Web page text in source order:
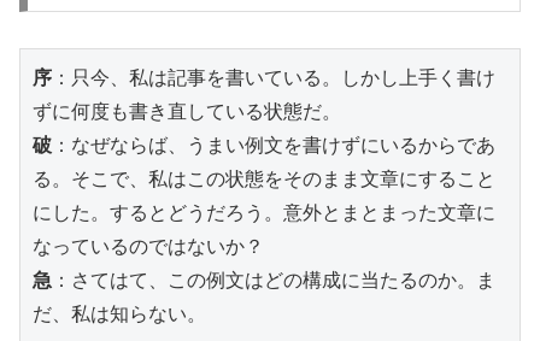
序 ：只今、私は記事を書いている。しかし上手く書け
ずに何度も書き直している状態だ。
破 ：なぜならば、うまい例文を書けずにいるからであ
る。そこで、私はこの状態をそのまま文章にすること
にした。するとどうだろう。意外とまとまった文章に
なっているのではないか？
急 ：さてはて、この例文はどの構成に当たるのか。ま
だ、私は知らない。